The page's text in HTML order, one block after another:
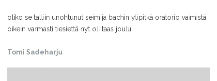
oliko se talliin unohtunut seimija bachin ylipitkä oratorio vaimistä
oikein varmasti tiesiettä nyt oli taas joulu
Tomi Sadeharju